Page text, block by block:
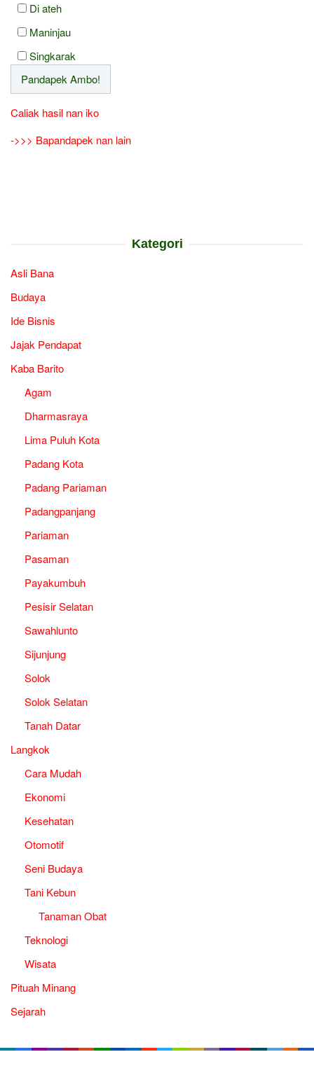
Di ateh
Maninjau
Singkarak
Caliak hasil nan iko
->>> Bapandapek nan lain
Kategori
Asli Bana
Budaya
Ide Bisnis
Jajak Pendapat
Kaba Barito
Agam
Dharmasraya
Lima Puluh Kota
Padang Kota
Padang Pariaman
Padangpanjang
Pariaman
Pasaman
Payakumbuh
Pesisir Selatan
Sawahlunto
Sijunjung
Solok
Solok Selatan
Tanah Datar
Langkok
Cara Mudah
Ekonomi
Kesehatan
Otomotif
Seni Budaya
Tani Kebun
Tanaman Obat
Teknologi
Wisata
Pituah Minang
Sejarah